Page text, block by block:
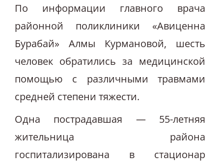
По информации главного врача
районной поликлиники «Авиценна
Бурабай» Алмы Курмановой, шесть
человек обратились за медицинской
помощью с различными травмами
средней степени тяжести.
Одна пострадавшая — 55-летняя
жительница района
госпитализирована в стационар